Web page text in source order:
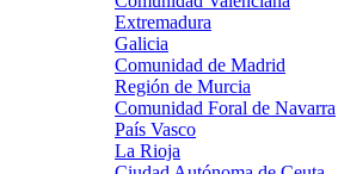
Extremadura
Galicia
Comunidad de Madrid
Región de Murcia
Comunidad Foral de Navarra
País Vasco
La Rioja